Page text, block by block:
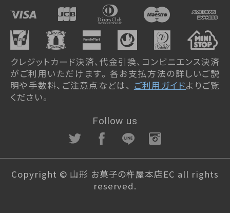
2023/12/12
新商品「atarayo - 可惜夜(あたら
よ)」WEB予約受付開始
2023/12/04
クリスマスケーキWEB予約につい
2023/09/16
バースデーデコレーションの仕様
変更について
クレジットカード決済、代金引換、コンビニエンス決済
がご利用いただけます。 各お支払方法の詳しいご説
明や手数料、ご注意点などは、 ご利用ガイドよりご覧
ください。
Follow us
Copyright © 山形 お菓子の杵屋本店EC all rights
reserved.